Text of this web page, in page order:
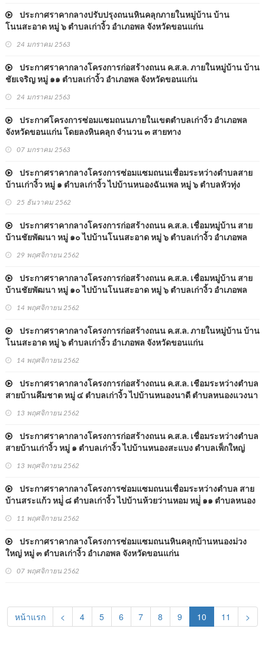
ประกาศราคากลางปรับปรุงถนนหินคลุกภายในหมู่บ้าน บ้าน
โนนสะอาด หมู่ ๖ ตำบลเก่างิ้ว อำเภอพล จังหวัดขอนแก่น
24 มกราคม 2563
ประกาศราคากลางโครงการก่อสร้างถนน ค.ส.ล. ภายในหมู่บ้าน บ้าน
ชัยเจริญ หมู่ ๑๑ ตำบลเก่างิ้ว อำเภอพล จังหวัดขอนแก่น
24 มกราคม 2563
ประกาศโครงการซ่อมแซมถนนภายในเขตตำบลเก่างิ้ว อำเภอพล
จังหวัดขอนแก่น โดยลงหินคลุก จำนวน ๓ สายทาง
07 มกราคม 2563
ประกาศราคากลางโครงการซ่อมแซมถนนเชื่อมระหว่างตำบลสาย
บ้านเก่างิ้ว หมู่ ๑ ตำบลเก่างิ้ว ไปบ้านหนองฉันเพล หมู่ ๖ ตำบลหัวทุ่ง
อำเภอพล จังหวัดขอนแก่น
25 ธันวาคม 2562
ประกาศราคากลางโครงการก่อสร้างถนน ค.ส.ล. เชื่อมหมู่บ้าน สาย
บ้านชัยพัฒนา หมู่ ๑๐ ไปบ้านโนนสะอาด หมู่ ๖ ตำบลเก่างิ้ว อำเภอพล
จังหวัดขอนแก่น
29 พฤศจิกายน 2562
ประกาศราคากลางโครงการก่อสร้างถนน ค.ส.ล. เชื่อมหมู่บ้าน สาย
บ้านชัยพัฒนา หมู่ ๑๐ ไปบ้านโนนสะอาด หมู่ ๖ ตำบลเก่างิ้ว อำเภอพล
จังหวัดขอนแก่น
14 พฤศจิกายน 2562
ประกาศราคากลางโครงการก่อสร้างถนน ค.ส.ล. ภายในหมู่บ้าน บ้าน
โนนสะอาด หมู่ ๖ ตำบลเก่างิ้ว อำเภอพล จังหวัดขอนแก่น
14 พฤศจิกายน 2562
ประกาศราคากลางโครงการก่อสร้างถนน ค.ส.ล. เชือมระหว่างตำบล
สายบ้านคึมชาต หมู่ ๔ ตำบลเก่างิ้ว ไปบ้านหนองนาดี ตำบลหนองแวงนา
เบ้า อำเภอพล จังหวัดขอนแก่น
13 พฤศจิกายน 2562
ประกาศราคากลางโครงการก่อสร้างถนน ค.ส.ล. เชื่อมระหว่างตำบล
สายบ้านเก่างิ้ว หมู่ ๑ ตำบลเก่างิ้ว ไปบ้านหนองสะแบง ตำบลเพ็กใหญ่
อำเภอพล จังหวัดขอนแก่น
13 พฤศจิกายน 2562
ประกาศราคากลางโครงการซ่อมแซมถนนเชื่อมระหว่างตำบล สาย
บ้านสระแก้ว หมู่่ ๘ ตำบลเก่างิ้ว ไปบ้านห้วยว่านหอม หมู่่ ๑๑ ตำบลหนอง
แวงนางเบ้า อำเภอพล จังหวัดขอนแก่น
11 พฤศจิกายน 2562
ประกาศราคากลางโครงการซ่อมแซมถนนหินคลุกบ้านหนองม่วง
ใหญ่ หมู่ ๓ ตำบลเก่างิ้ว อำเภอพล จังหวัดขอนแก่น
07 พฤศจิกายน 2562
หน้าแรก < 4 5 6 7 8 9 10 (current)
11 >